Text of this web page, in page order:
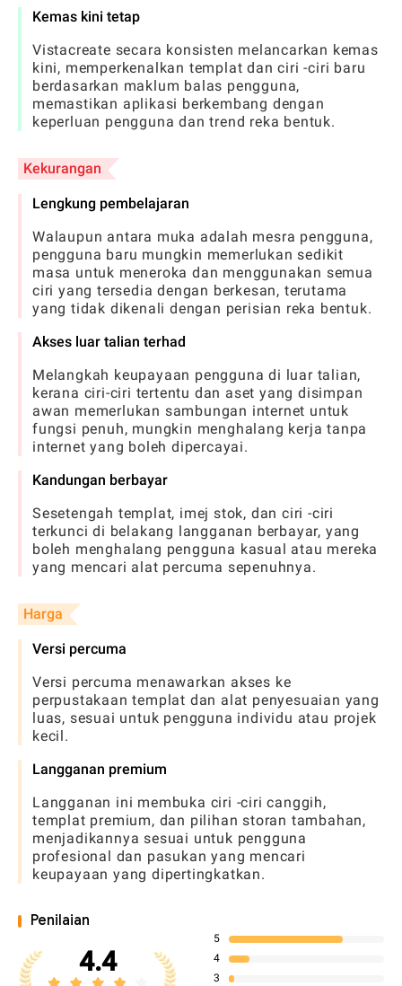
Kemas kini tetap
Vistacreate secara konsisten melancarkan kemas
kini, memperkenalkan templat dan ciri -ciri baru
berdasarkan maklum balas pengguna,
memastikan aplikasi berkembang dengan
keperluan pengguna dan trend reka bentuk.
Kekurangan
Lengkung pembelajaran
Walaupun antara muka adalah mesra pengguna,
pengguna baru mungkin memerlukan sedikit
masa untuk meneroka dan menggunakan semua
ciri yang tersedia dengan berkesan, terutama
yang tidak dikenali dengan perisian reka bentuk.
Akses luar talian terhad
Melangkah keupayaan pengguna di luar talian,
kerana ciri-ciri tertentu dan aset yang disimpan
awan memerlukan sambungan internet untuk
fungsi penuh, mungkin menghalang kerja tanpa
internet yang boleh dipercayai.
Kandungan berbayar
Sesetengah templat, imej stok, dan ciri -ciri
terkunci di belakang langganan berbayar, yang
boleh menghalang pengguna kasual atau mereka
yang mencari alat percuma sepenuhnya.
Harga
Versi percuma
Versi percuma menawarkan akses ke
perpustakaan templat dan alat penyesuaian yang
luas, sesuai untuk pengguna individu atau projek
kecil.
Langganan premium
Langganan ini membuka ciri -ciri canggih,
templat premium, dan pilihan storan tambahan,
menjadikannya sesuai untuk pengguna
profesional dan pasukan yang mencari
keupayaan yang dipertingkatkan.
Penilaian
4.4
5
4
3